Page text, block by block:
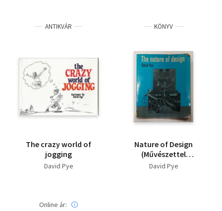
Tankönyv, segédkönyv
Természettudomány
Történelem
Vallás
ANTIKVÁR
The crazy world of
jogging
David Pye
Online ár:
KÖNYV
Nature of Design
(Művészettel
kapcsolatos kötet,
David Pye